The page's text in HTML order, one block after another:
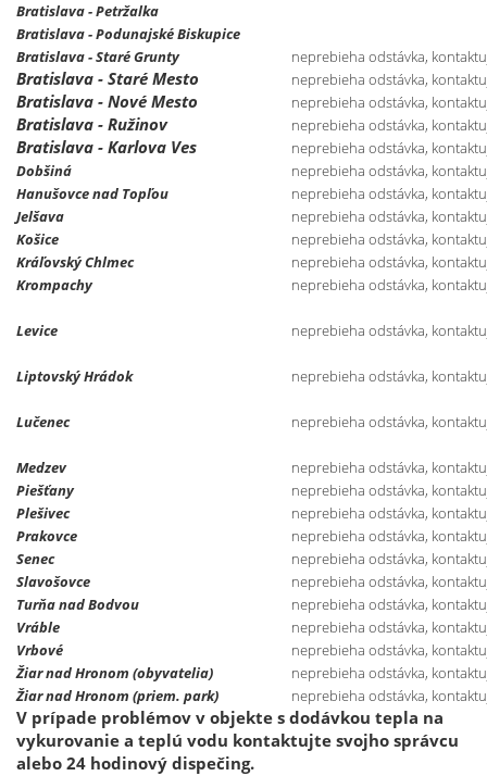
Bratislava - Petržalka
Bratislava - Podunajské Biskupice
Bratislava - Staré Grunty
neprebieha odstávka,
Bratislava - Staré Mesto neprebieha odstávka,
Bratislava - Nové Mesto neprebieha odstávka,
Bratislava - Ružinov neprebieha odstávka,
Bratislava - Karlova Ves
neprebieha odstávka,
Dobšiná
neprebieha odstávka,
Hanušovce nad Topľou
neprebieha odstávka,
Jelšava
neprebieha odstávka,
Košice
neprebieha odstávka,
Kráľovský Chlmec
neprebieha odstávka,
Krompachy
neprebieha odstávka,
Levice neprebieha odstávka,
Liptovský Hrádok neprebieha odstávka,
Lučenec neprebieha odstávka,
Medzev
neprebieha odstávka,
Piešťany
neprebieha odstávka,
Plešivec
neprebieha odstávka,
Prakovce
neprebieha odstávka,
Senec
neprebieha odstávka,
Slavošovce
neprebieha odstávka,
Turňa nad Bodvou
neprebieha odstávka,
Vráble
neprebieha odstávka,
Vrbové
neprebieha odstávka,
Žiar nad Hronom (obyvatelia)
neprebieha odstávka,
Žiar nad Hronom (priem. park)
neprebieha odstávka,
V prípade problémov v objekte s dodávkou tepla na
vykurovanie a teplú vodu kontaktujte svojho správcu
alebo 24 hodinový dispečing.